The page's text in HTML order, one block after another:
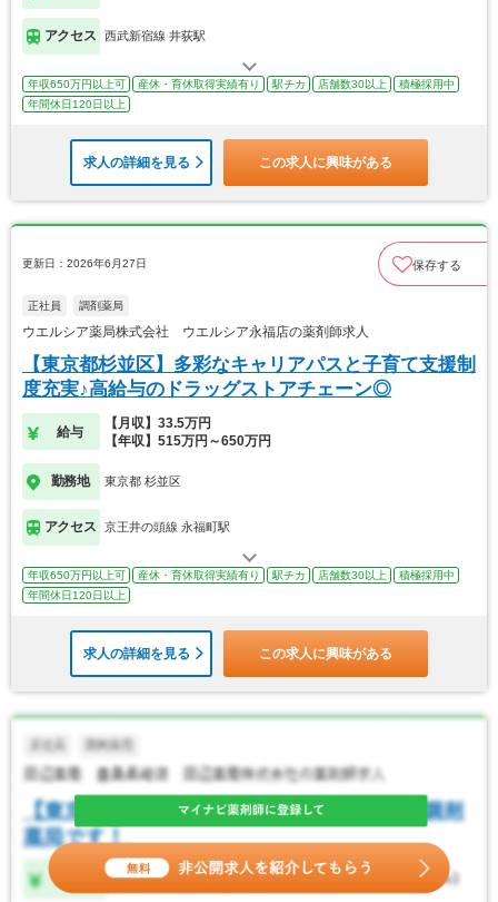
アクセス 西武新宿線 井荻駅
年収650万円以上可 産休・育休取得実績有り 駅チカ 店舗数30以上
積極採用中
年間休日120日以上
求人の詳細を見る この求人に興味がある
更新日：2026年6月27日 保存する
正社員 調剤薬局
ウエルシア薬局株式会社 ウエルシア永福店の薬剤師求人
【東京都杉並区】多彩なキャリアパスと子育て支援制
度充実♪高給与のドラッグストアチェーン◎
給与
【月収】33.5万円
【年収】515万円～650万円
勤務地 東京都 杉並区
アクセス 京王井の頭線 永福町駅
年収650万円以上可 産休・育休取得実績有り 駅チカ 店舗数30以上
積極採用中
年間休日120日以上
求人の詳細を見る この求人に興味がある